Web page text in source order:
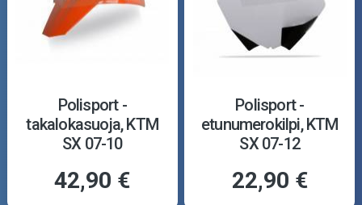
Polisport -
takalokasuoja, KTM
SX 07-10
42,90 €
Polisport -
etunumerokilpi, KTM
SX 07-12
22,90 €